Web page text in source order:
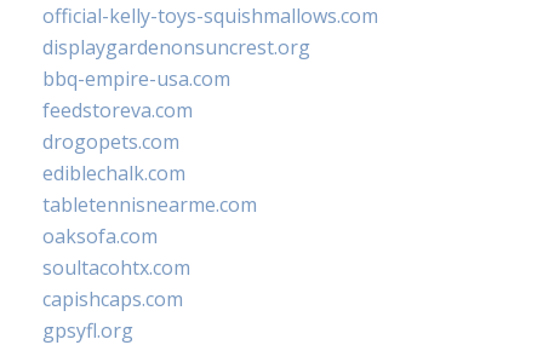
official-kelly-toys-squishmallows.com
displaygardenonsuncrest.org
bbq-empire-usa.com
feedstoreva.com
drogopets.com
ediblechalk.com
tabletennisnearme.com
oaksofa.com
soultacohtx.com
capishcaps.com
gpsyfl.org